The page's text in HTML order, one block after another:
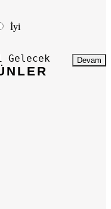
İyi
Devam
Gelecek